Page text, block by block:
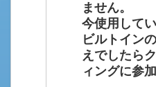
ません。
今使用して
ビルトイン
えでしたら
ィングに参